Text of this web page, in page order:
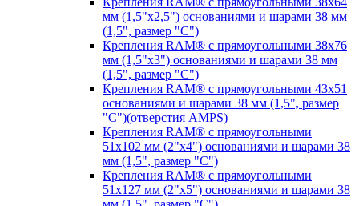
мм (1,5"х2,5") основаниями и шарами 38 мм
(1,5", размер "C")
Крепления RAM® с прямоугольными 38х76
мм (1,5"х3") основаниями и шарами 38 мм
(1,5", размер "C")
Крепления RAM® с прямоугольными 43х51
основаниями и шарами 38 мм (1,5", размер
"C")(отверстия AMPS)
Крепления RAM® с прямоугольными
51х102 мм (2"х4") основаниями и шарами 38
мм (1,5", размер "C")
Крепления RAM® с прямоугольными
51х127 мм (2"х5") основаниями и шарами 38